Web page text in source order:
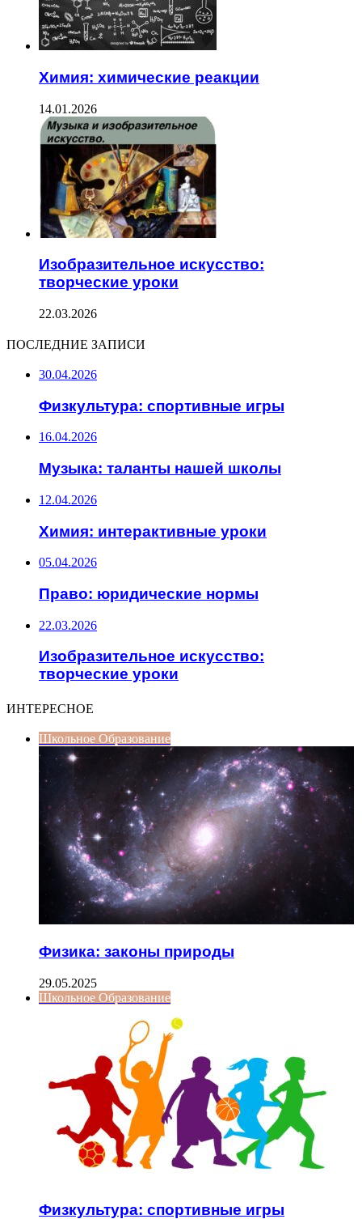
Химия: химические реакции
14.01.2026
Изобразительное искусство:
творческие уроки
22.03.2026
ПОСЛЕДНИЕ ЗАПИСИ
30.04.2026
Физкультура: спортивные игры
16.04.2026
Музыка: таланты нашей школы
12.04.2026
Химия: интерактивные уроки
05.04.2026
Право: юридические нормы
22.03.2026
Изобразительное искусство:
творческие уроки
ИНТЕРЕСНОЕ
Школьное Образование
Физика: законы природы
29.05.2025
Школьное Образование
Физкультура: спортивные игры